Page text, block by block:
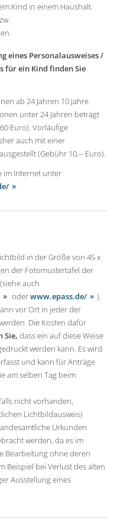
Kind in einem Haushalt.
eines Personalausweises /
für ein Kind finden Sie
ab 24 Jahren 10 Jahre
unter 24 Jahren beträgt
Euro). Vorläufige
auch mit einer
(Gebühr 10,-- Euro).
im Internet unter
in der Größe von 45 x
der Fotomustertafel der
auch
oderwww.epass.de/
).
vor Ort in jeder der
Die Kosten dafür
Sie, dass ein auf diese Weise
werden kann. Es wird
und kann für Anträge
am selben Tag beim
nicht vorhanden,
Lichtbildausweis)
Urkunden
werden, da es im
Bearbeitung ohne deren
Beispiel bei Verlust des alten
Ausstellung eines